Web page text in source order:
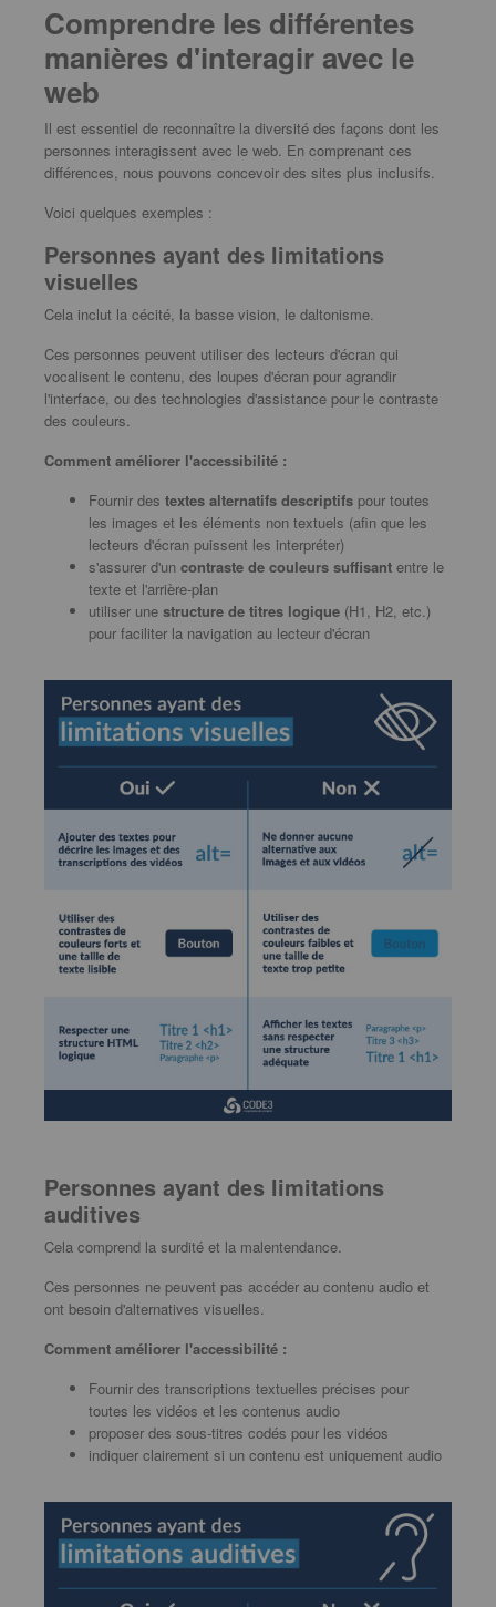
Comprendre les différentes
manières d'interagir avec le
web
Il est essentiel de reconnaître la diversité des façons dont les
personnes interagissent avec le web. En comprenant ces
différences, nous pouvons concevoir des sites plus inclusifs.
Voici quelques exemples :
Personnes ayant des limitations
visuelles
Cela inclut la cécité, la basse vision, le daltonisme.
Ces personnes peuvent utiliser des lecteurs d'écran qui
vocalisent le contenu, des loupes d'écran pour agrandir
l'interface, ou des technologies d'assistance pour le contraste
des couleurs.
Comment améliorer l'accessibilité :
Fournir des textes alternatifs descriptifs pour toutes
les images et les éléments non textuels (afin que les
lecteurs d'écran puissent les interpréter)
s'assurer d'un contraste de couleurs suffisant entre le
texte et l'arrière-plan
utiliser une structure de titres logique (H1, H2, etc.)
pour faciliter la navigation au lecteur d'écran
Personnes ayant des limitations
auditives
Cela comprend la surdité et la malentendance.
Ces personnes ne peuvent pas accéder au contenu audio et
ont besoin d'alternatives visuelles.
Comment améliorer l'accessibilité :
Fournir des transcriptions textuelles précises pour
toutes les vidéos et les contenus audio
proposer des sous-titres codés pour les vidéos
indiquer clairement si un contenu est uniquement audio